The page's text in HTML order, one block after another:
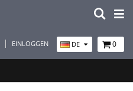
EINLOGGEN DE 0